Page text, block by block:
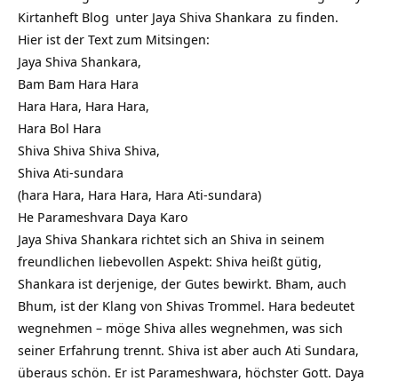
Kirtanheft Blog unter Jaya Shiva Shankara zu finden.
Hier ist der Text zum Mitsingen:
Jaya Shiva Shankara,
Bam Bam Hara Hara
Hara Hara, Hara Hara,
Hara Bol Hara
Shiva Shiva Shiva Shiva,
Shiva Ati-sundara
(hara Hara, Hara Hara, Hara Ati-sundara)
He Parameshvara Daya Karo
Jaya Shiva Shankara richtet sich an Shiva in seinem
freundlichen liebevollen Aspekt: Shiva heißt gütig,
Shankara ist derjenige, der Gutes bewirkt. Bham, auch
Bhum, ist der Klang von Shivas Trommel. Hara bedeutet
wegnehmen – möge Shiva alles wegnehmen, was sich
seiner Erfahrung trennt. Shiva ist aber auch Ati Sundara,
überaus schön. Er ist Parameshwara, höchster Gott. Daya